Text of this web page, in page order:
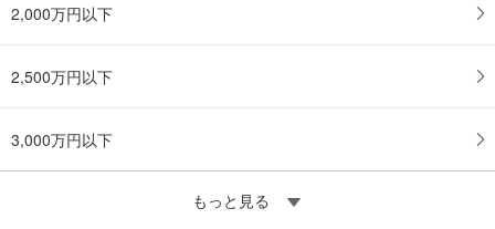
2,000万円以下
2,500万円以下
3,000万円以下
もっと見る